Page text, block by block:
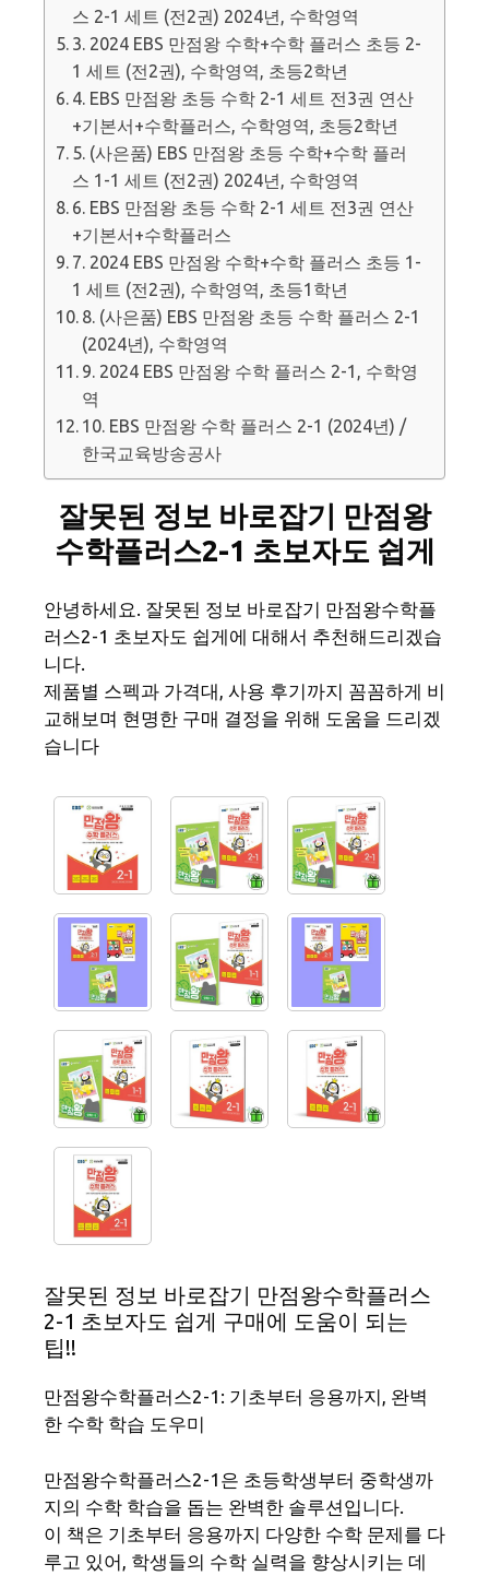
스 2-1 세트 (전2권) 2024년, 수학영역
3. 2024 EBS 만점왕 수학+수학 플러스 초등 2-
1 세트 (전2권), 수학영역, 초등2학년
4. EBS 만점왕 초등 수학 2-1 세트 전3권 연산
+기본서+수학플러스, 수학영역, 초등2학년
5. (사은품) EBS 만점왕 초등 수학+수학 플러
스 1-1 세트 (전2권) 2024년, 수학영역
6. EBS 만점왕 초등 수학 2-1 세트 전3권 연산
+기본서+수학플러스
7. 2024 EBS 만점왕 수학+수학 플러스 초등 1-
1 세트 (전2권), 수학영역, 초등1학년
8. (사은품) EBS 만점왕 초등 수학 플러스 2-1
(2024년), 수학영역
9. 2024 EBS 만점왕 수학 플러스 2-1, 수학영
역
10. EBS 만점왕 수학 플러스 2-1 (2024년) /
한국교육방송공사
잘못된 정보 바로잡기 만점왕
수학플러스2-1 초보자도 쉽게
안녕하세요. 잘못된 정보 바로잡기 만점왕수학플
러스2-1 초보자도 쉽게에 대해서 추천해드리겠습
니다.
제품별 스펙과 가격대, 사용 후기까지 꼼꼼하게 비
교해보며 현명한 구매 결정을 위해 도움을 드리겠
습니다
잘못된 정보 바로잡기 만점왕수학플러스
2-1 초보자도 쉽게 구매에 도움이 되는
팁!!
만점왕수학플러스2-1: 기초부터 응용까지, 완벽
한 수학 학습 도우미
만점왕수학플러스2-1은 초등학생부터 중학생까
지의 수학 학습을 돕는 완벽한 솔루션입니다.
이 책은 기초부터 응용까지 다양한 수학 문제를 다
루고 있어, 학생들의 수학 실력을 향상시키는 데